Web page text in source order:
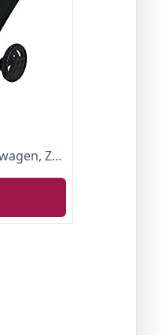
Graco Stadium Duo Geschwisterwagen, Zwillingswagen, 0-15 kg, großer Staukorb, inkl. Snacktabletts, verstellbare Rückenlehnen, zusammenklappbar, freistehend, auch mit Babyschale nutzbar, Black/Grey